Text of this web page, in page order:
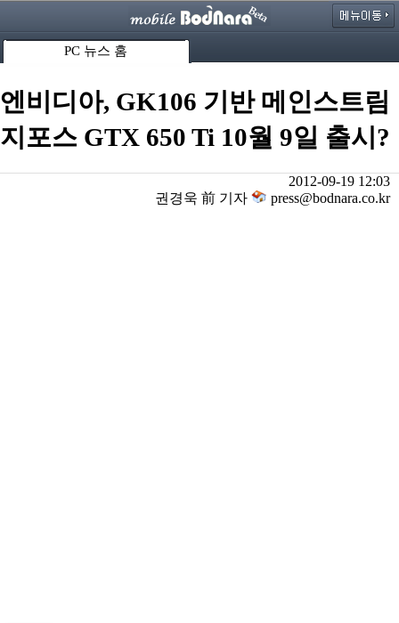
PC 뉴스 홈
엔비디아, GK106 기반 메인스트림
지포스 GTX 650 Ti 10월 9일 출시?
2012-09-19 12:03
권경욱 前 기자
press@bodnara.co.kr